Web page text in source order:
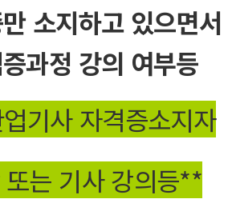
소지하고 있으면서
과정 강의 여부등
기사 자격증소지자
는 기사 강의등**